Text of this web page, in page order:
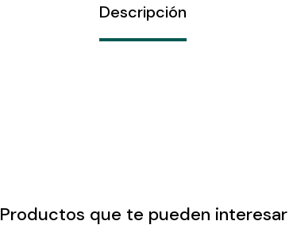
Descripción
Productos que te pueden interesar